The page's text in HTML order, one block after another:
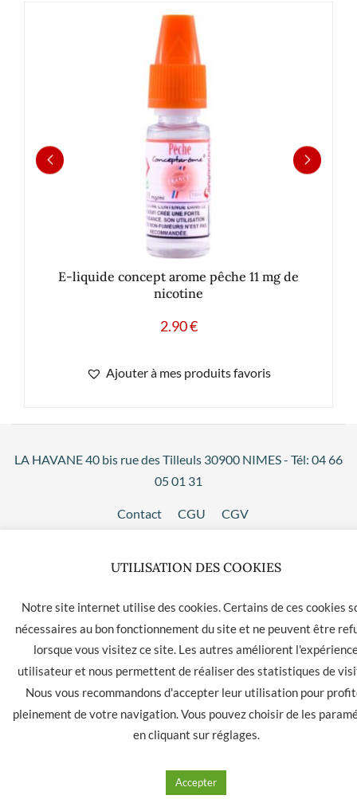
E-liquide concept arome pêche 11 mg de
nicotine
2.90€
Ajouter à mes produits favoris
LA HAVANE 40 bis rue des Tilleuls 30900 NIMES - Tél: 04 66
05 01 31
Contact CGU CGV
UTILISATION DES COOKIES
Notre site internet utilise des cookies. Certains de ces cookies
nécessaires au bon fonctionnement du site et ne peuvent être
lorsque vous visitez ce site. Les autres améliorent
utilisateur et nous permettent de réaliser des statistiques de
Nous vous recommandons d'accepter leur utilisation pour
pleinement de votre navigation. Vous pouvez choisir de les
en cliquant sur réglages.
Accepter